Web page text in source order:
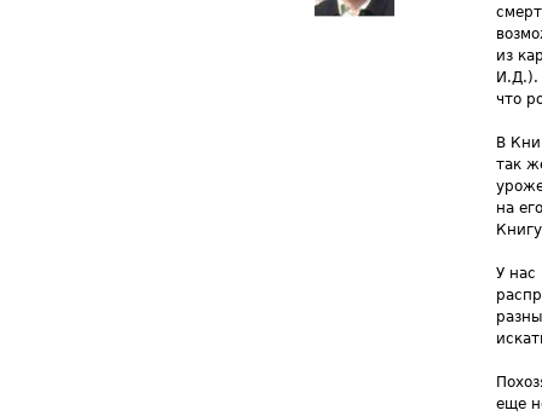
из
И.Д.).
что
В
так
на
У нас
еще